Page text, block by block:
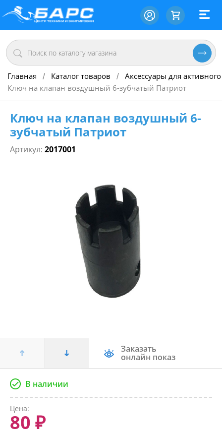
Главная / Каталог товаров / Аксессуары для
Ключ на клапан воздушный 6-зубчатый Патриот
Ключ на клапан воздушный 6-
зубчатый Патриот
Артикул: 2017001
Заказать
онлайн показ
В наличии
Цена:
80 ₽